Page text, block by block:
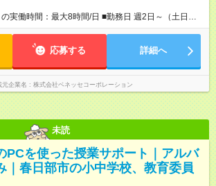
実働時間：最大8時間/日 ■勤務日 週2日～（土日祝
8:30～の場合、朝8時半から学校で就業できること
応募する 詳細へ
元企業名 株式会社ベネッセコーポレーション
未読
PCを使った授業サポート｜アルバ
｜春日部市の小中学校、教育委員